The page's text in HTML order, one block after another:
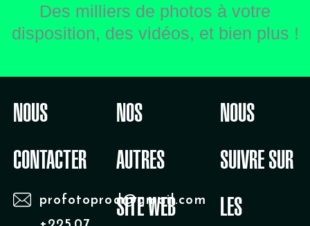
Des milliers de photos à votre
disposition, des vidéos, et bien plus !
NOUS
CONTACTER
profotoprod@gmail.com
NOS
AUTRES
SITE WEB
NOUS
SUIVRE SUR
LES